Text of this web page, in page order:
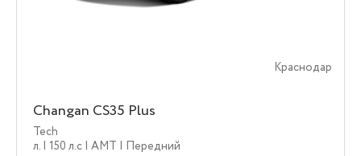
Краснодар
Changan CS35 Plus
Tech
л. | 150 л.c | AMT | Передний